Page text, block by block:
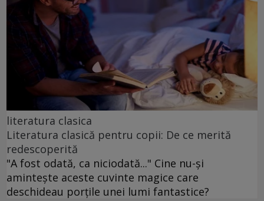
literatura clasica
Literatura clasică pentru copii: De ce merită
redescoperită
"A fost odată, ca niciodată..." Cine nu-și
amintește aceste cuvinte magice care
deschideau porțile unei lumi fantastice?